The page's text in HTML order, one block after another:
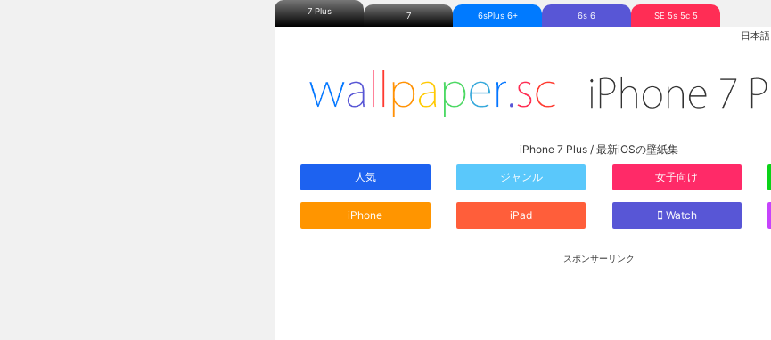
7 Plus 7 6sPlus 6+ 6s 6 SE 5s 5c 5
日本語
iPhone 7 Plus / 最新iOSの壁紙集
人気 ジャンル 女子向け
iPhone iPad Watch
スポンサーリンク